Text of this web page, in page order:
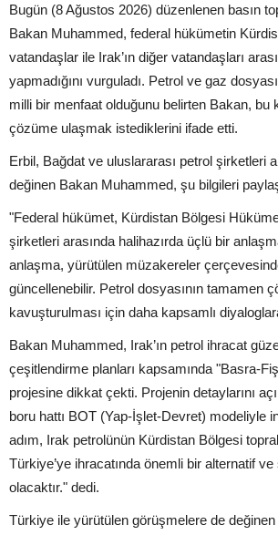
Bugün (8 Ağustos 2026) düzenlenen basın
Bakan Muhammed, federal hükümetin
vatandaşlar ile Irak’ın diğer vatandaşları
yapmadığını vurguladı. Petrol ve gaz
milli bir menfaat olduğunu belirten Bakan, bu
çözüme ulaşmak istediklerini ifade etti.
Erbil, Bağdat ve uluslararası petrol şirketleri
değinen Bakan Muhammed, şu bilgileri
"Federal hükümet, Kürdistan Bölgesi
şirketleri arasında halihazırda üçlü bir
anlaşma, yürütülen müzakereler
güncellenebilir. Petrol dosyasının tamamen
kavuşturulması için daha kapsamlı
Bakan Muhammed, Irak’ın petrol ihracat
çeşitlendirme planları kapsamında "Basra-
projesine dikkat çekti. Projenin detaylarını
boru hattı BOT (Yap-İşlet-Devret) modeliyle
adım, Irak petrolünün Kürdistan Bölgesi
Türkiye’ye ihracatında önemli bir alternatif
olacaktır." dedi.
Türkiye ile yürütülen görüşmelere de